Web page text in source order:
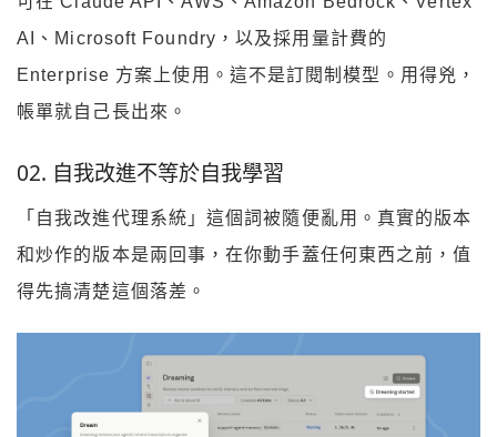
AI、Microsoft Foundry，以及採用量計費的
Enterprise 方案上使用。這不是訂閱制模型。用得兇，
帳單就自己長出來。
02. 自我改進不等於自我學習
「自我改進代理系統」這個詞被隨便亂用。真實的版本
和炒作的版本是兩回事，在你動手蓋任何東西之前，值
得先搞清楚這個落差。